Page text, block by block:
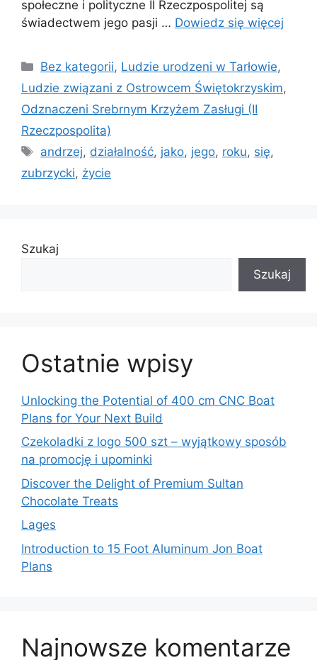
społeczne i polityczne II Rzeczpospolitej są
świadectwem jego pasji … Dowiedz się więcej
Kategorie
Bez kategorii, Ludzie urodzeni w Tarłowie,
Ludzie związani z Ostrowcem Świętokrzyskim,
Odznaczeni Srebrnym Krzyżem Zasługi (II
Rzeczpospolita)
Tagi
andrzej, działalność, jako, jego, roku, się,
zubrzycki, życie
Szukaj
Szukaj
Ostatnie wpisy
Unlocking the Potential of 400 cm CNC Boat
Plans for Your Next Build
Czekoladki z logo 500 szt – wyjątkowy sposób
na promocję i upominki
Discover the Delight of Premium Sultan
Chocolate Treats
Lages
Introduction to 15 Foot Aluminum Jon Boat
Plans
Najnowsze komentarze